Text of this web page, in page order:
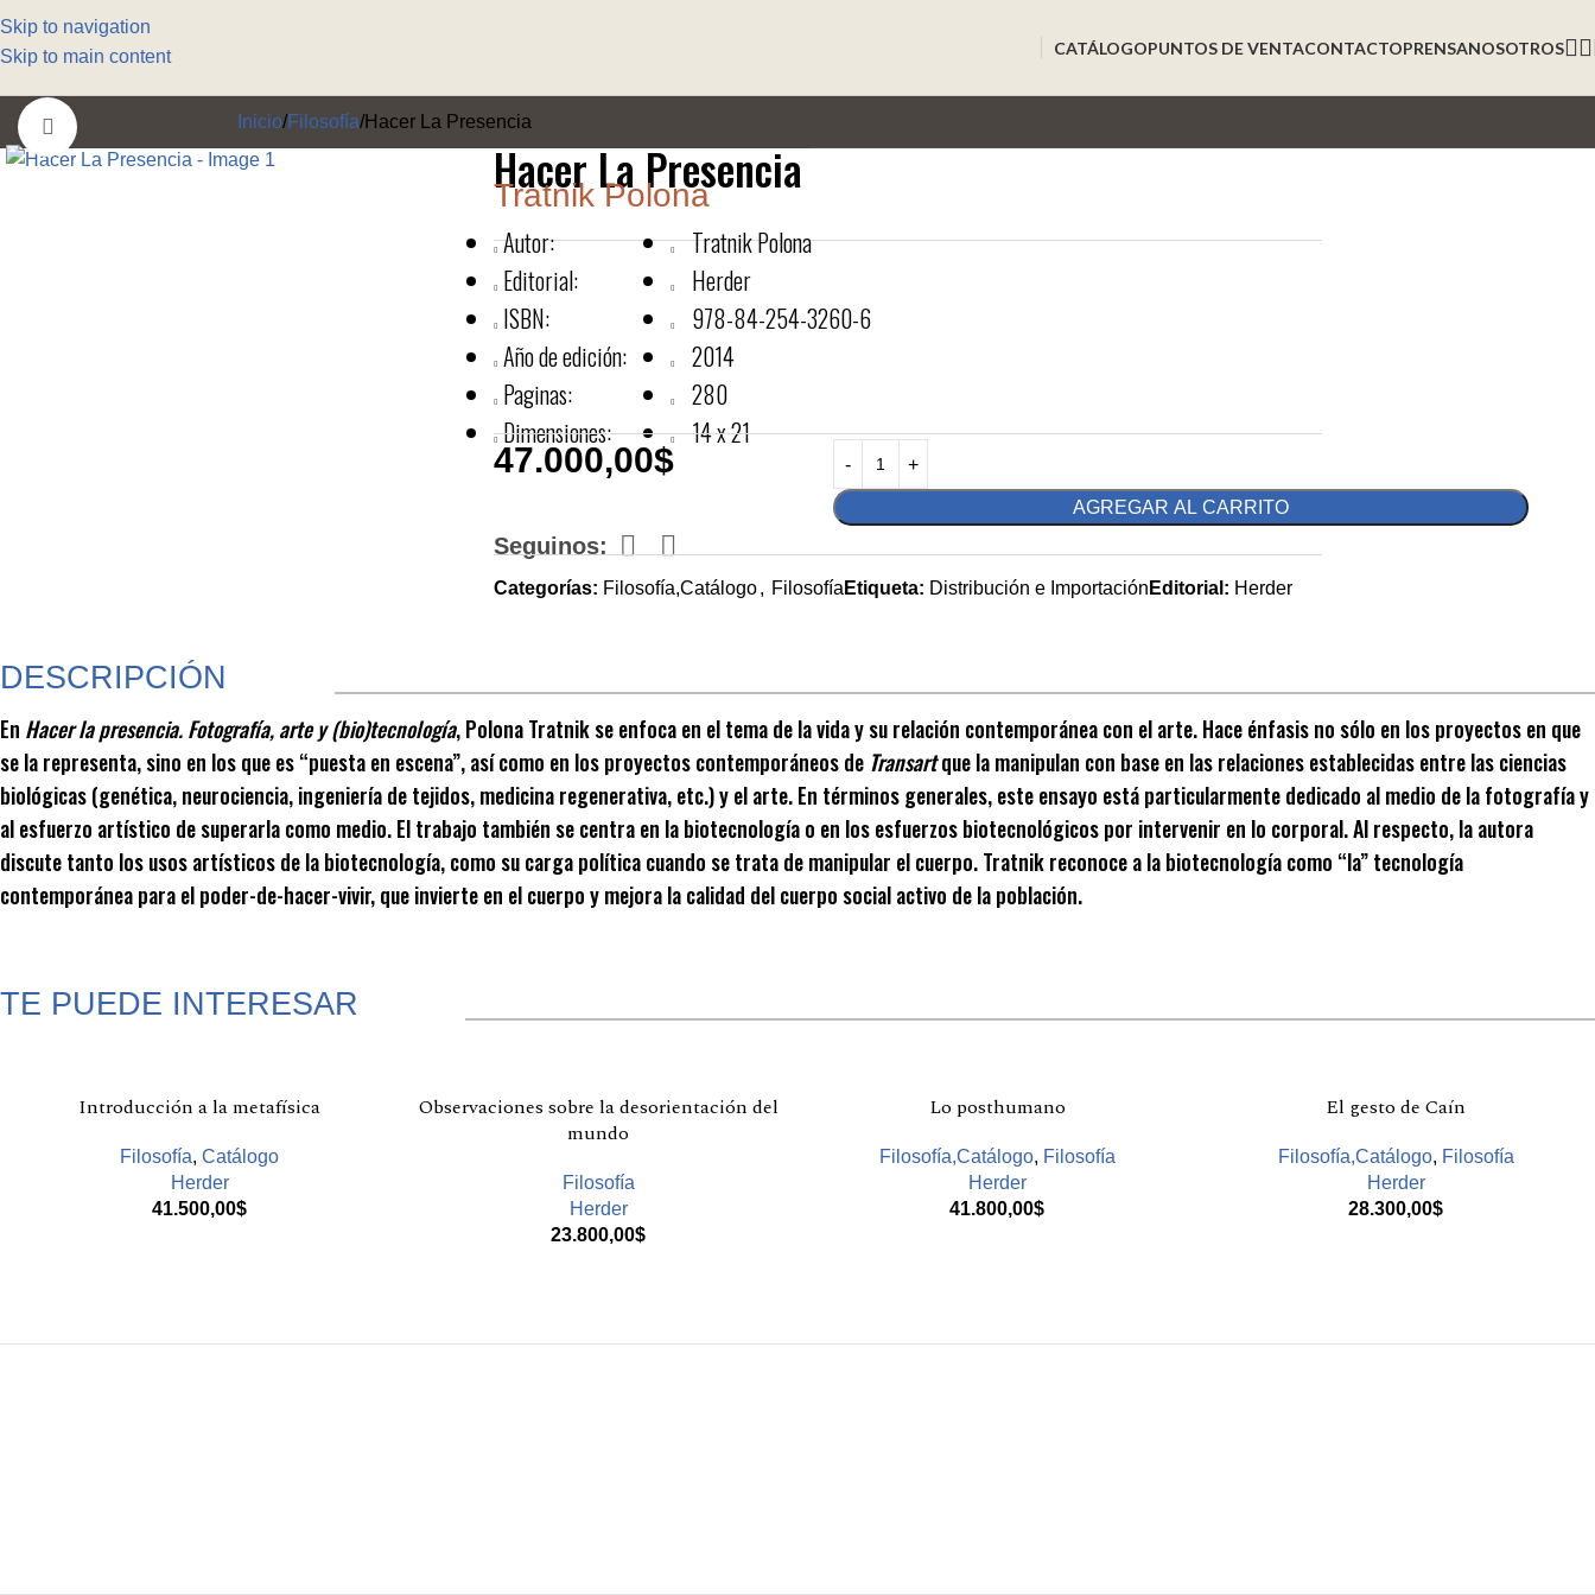
Skip to navigation
Skip to main content
CATÁLOGOPUNTOS DE VENTACONTACTOPRENSANOSOTROS
Inicio Filosofía Hacer La Presencia
Hacer La Presencia
Tratnik Polona
Autor:
Editorial:
ISBN:
Año de edición:
Paginas:
Dimensiones:
Tratnik Polona
Herder
978-84-254-3260-6
2014
280
14 x 21
47.000,00$
AGREGAR AL CARRITO
Seguinos:
Categorías: Filosofía,Catálogo, Filosofía Etiqueta: Distribución e Importación Editorial: Herder
DESCRIPCIÓN
En Hacer la presencia. Fotografía, arte y (bio)tecnología, Polona Tratnik se enfoca en el tema de la vida y su relación contemporánea con el arte. Hace énfasis no sólo en los proyectos en que
se la representa, sino en los que es “puesta en escena”, así como en los proyectos contemporáneos de Transartque la manipulan con base en las relaciones establecidas entre las ciencias
biológicas (genética, neurociencia, ingeniería de tejidos, medicina regenerativa, etc.) y el arte. En términos generales, este ensayo está particularmente dedicado al medio de la fotografía y
al esfuerzo artístico de superarla como medio. El trabajo también se centra en la biotecnología o en los esfuerzos biotecnológicos por intervenir en lo corporal. Al respecto, la autora
discute tanto los usos artísticos de la biotecnología, como su carga política cuando se trata de manipular el cuerpo. Tratnik reconoce a la biotecnología como “la” tecnología
contemporánea para el poder-de-hacer-vivir, que invierte en el cuerpo y mejora la calidad del cuerpo social activo de la población.
TE PUEDE INTERESAR
Introducción a la metafísica
Filosofía, Catálogo
Herder
41.500,00$
Observaciones sobre la desorientación del
mundo
Filosofía
Herder
23.800,00$
Lo posthumano
Filosofía,Catálogo, Filosofía
Herder
41.800,00$
El gesto de Caín
Filosofía,Catálogo, Filosofía
Herder
28.300,00$